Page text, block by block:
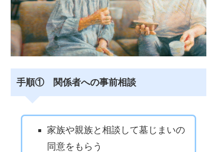
手順① 関係者への事前相談
家族や親族と相談して墓じまいの
同意をもらう